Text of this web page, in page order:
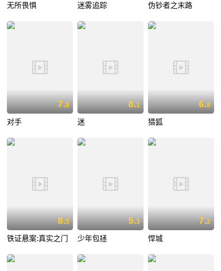
无所畏惧 迷雾追踪 伪钞者之末路
7.8
对手
8.1
迷
6.8
猎狐
8.5
铁证悬案:真实之门
5.3
少年包拯
7.2
悍城